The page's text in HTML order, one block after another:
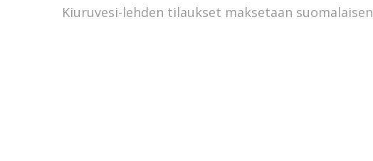
Kiuruvesi-lehden tilaukset maksetaan suomalaisen